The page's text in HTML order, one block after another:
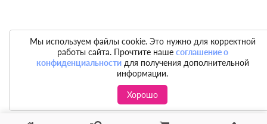
Мы используем файлы cookie. Это нужно для корректной
работы сайта. Прочтите наше соглашение о
конфиденциальностидля получения дополнительной
информации.
Хорошо